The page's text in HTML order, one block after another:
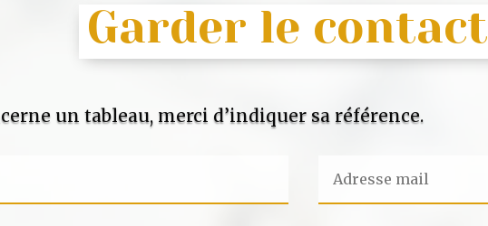
Garder le contact
un tableau, merci d’indiquer sa référence.